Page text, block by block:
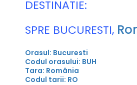
DESTINATIE:
SPRE BUCURESTI,
Orasul: Bucuresti
Codul orasului: BUH
Tara: România
Codul tarii: RO